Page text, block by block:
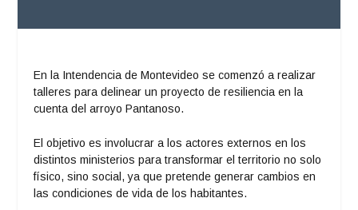
En la Intendencia de Montevideo se comenzó a realizar
talleres para delinear un proyecto de resiliencia en la
cuenta del arroyo Pantanoso.
El objetivo es involucrar a los actores externos en los
distintos ministerios para transformar el territorio no solo
físico, sino social, ya que pretende generar cambios en
las condiciones de vida de los habitantes.